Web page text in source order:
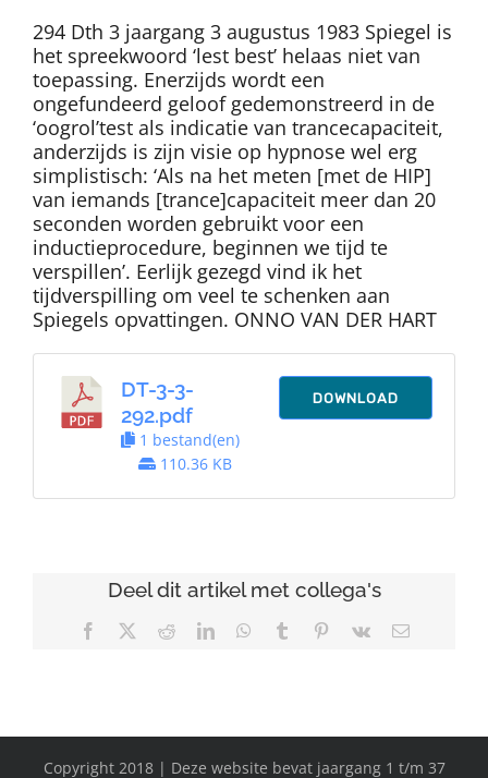
294 Dth 3 jaargang 3 augustus 1983 Spiegel is
het spreekwoord ‘lest best’ helaas niet van
toepassing. Enerzijds wordt een
ongefundeerd geloof gedemonstreerd in de
‘oogrol’test als indicatie van trancecapaciteit,
anderzijds is zijn visie op hypnose wel erg
simplistisch: ‘Als na het meten [met de HIP]
van iemands [trance]capaciteit meer dan 20
seconden worden gebruikt voor een
inductieprocedure, beginnen we tijd te
verspillen’. Eerlijk gezegd vind ik het
tijdverspilling om veel te schenken aan
Spiegels opvattingen. ONNO VAN DER HART
DT-3-3-
292.pdf
1 bestand(en)
110.36 KB
DOWNLOAD
Deel dit artikel met collega's
Facebook RedditLinkedInWhatsApp
Tumblr Pinterest
Vk
E-
Copyright 2018 | Deze website bevat jaargang 1 t/m 37